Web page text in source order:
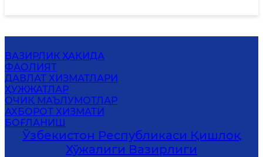
ВАЗИРЛИК ҲАҚИДА
ФАОЛИЯТ
ДАВЛАТ ХИЗМАТЛАРИ
ҲУЖЖАТЛАР
ОЧИҚ МАЪЛУМОТЛАР
АХБОРОТ ХИЗМАТИ
БОҒЛАНИШ
Ўзбекистон Республикаси Қишлоқ
Хўжалиги Вазирлиги